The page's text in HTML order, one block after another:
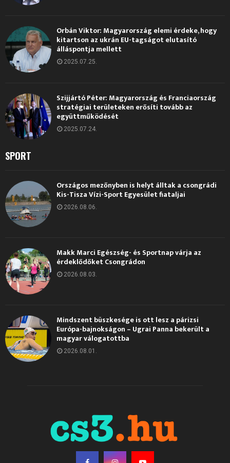
Orbán Viktor: Magyarország elemi érdeke, hogy
kitartson az ukrán EU-tagságot elutasító
álláspontja mellett
2025.07.25.
Szijjártó Péter: Magyarország és Franciaország
stratégiai területeken erősíti tovább az
együttműködését
2025.07.24.
SPORT
Országos mezőnyben is helyt álltak a csongrádi
Kis-Tisza Vízi-Sport Egyesület fiataljai
2026.08.06.
Makk Marci Egészség- és Sportnap várja az
érdeklődőket Csongrádon
2026.08.03.
Mindszent büszkesége is ott lesz a párizsi
Európa-bajnokságon – Ugrai Panna bekerült a
magyar válogatottba
2026.08.01.